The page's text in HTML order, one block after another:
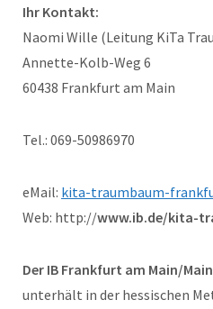
Ihr Kontakt:
Naomi Wille (Leitung KiTa
Annette-Kolb-Weg 6
60438 Frankfurt am Main
Tel.: 069-50986970
eMail: kita-traumbaum-
Web: http://www.ib.de/kita-
Der IB Frankfurt am Main/
unterhält in der hessischen